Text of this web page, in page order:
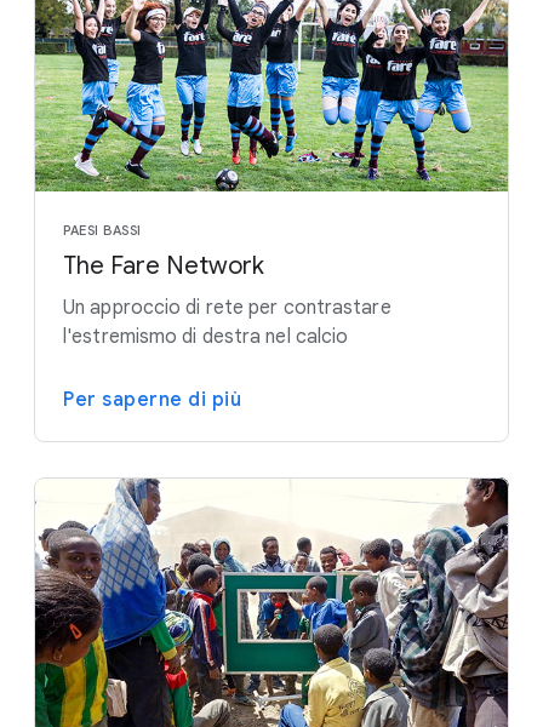
PAESI BASSI
The Fare Network
Un approccio di rete per contrastare
l'estremismo di destra nel calcio
Per saperne di più